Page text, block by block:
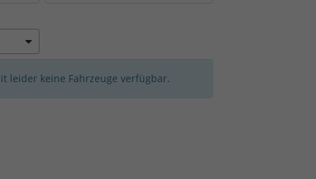
leider keine Fahrzeuge verfügbar.